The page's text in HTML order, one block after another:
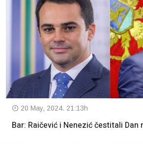
20 May, 2024. 21:13h
Bar: Raičević i Nenezić čestitali Dan